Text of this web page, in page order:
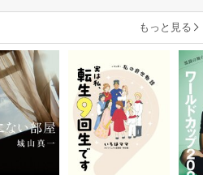
もっと見る